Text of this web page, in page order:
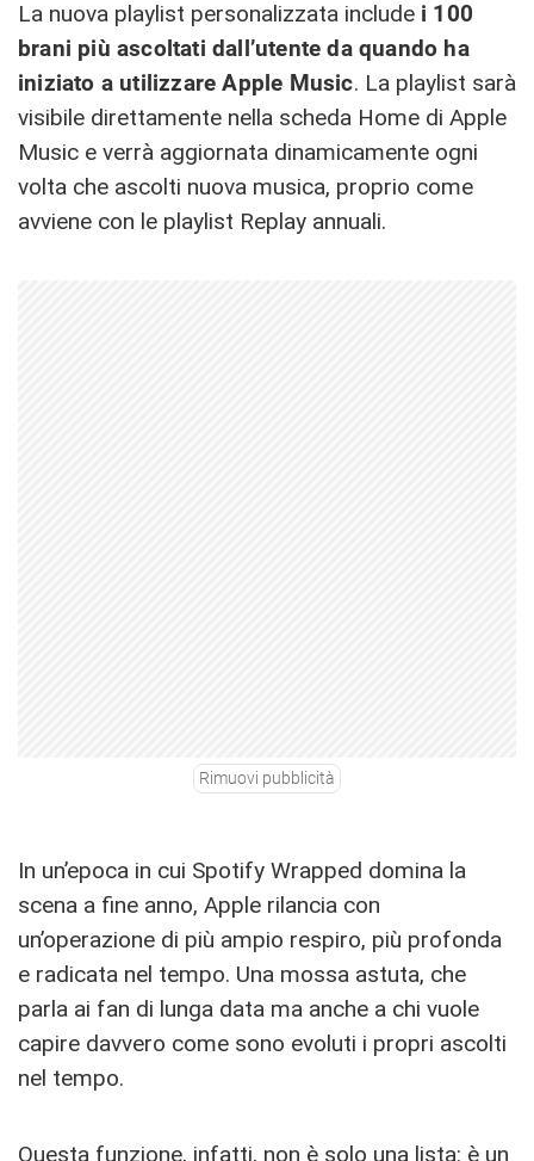
La nuova playlist personalizzata include i 100
brani più ascoltati dall’utente da quando ha
iniziato a utilizzare Apple Music. La playlist sarà
visibile direttamente nella scheda Home di Apple
Music e verrà aggiornata dinamicamente ogni
volta che ascolti nuova musica, proprio come
avviene con le playlist Replay annuali.
Rimuovi pubblicità
In un’epoca in cui Spotify Wrapped domina la
scena a fine anno, Apple rilancia con
un’operazione di più ampio respiro, più profonda
e radicata nel tempo. Una mossa astuta, che
parla ai fan di lunga data ma anche a chi vuole
capire davvero come sono evoluti i propri ascolti
nel tempo.
Questa funzione, infatti, non è solo una lista: è un